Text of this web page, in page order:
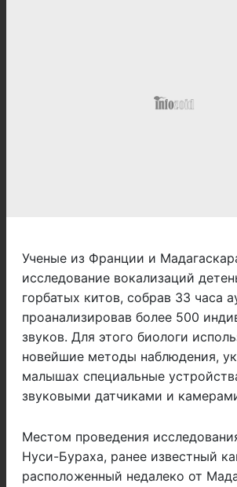
Ученые из Франции и
исследование вокализаций
горбатых китов, собрав 33 часа
проанализировав более 500
звуков. Для этого биологи
новейшие методы наблюдения,
малышах специальные
звуковыми датчиками и
Местом проведения
Нуси-Бураха, ранее известный
расположенный недалеко от